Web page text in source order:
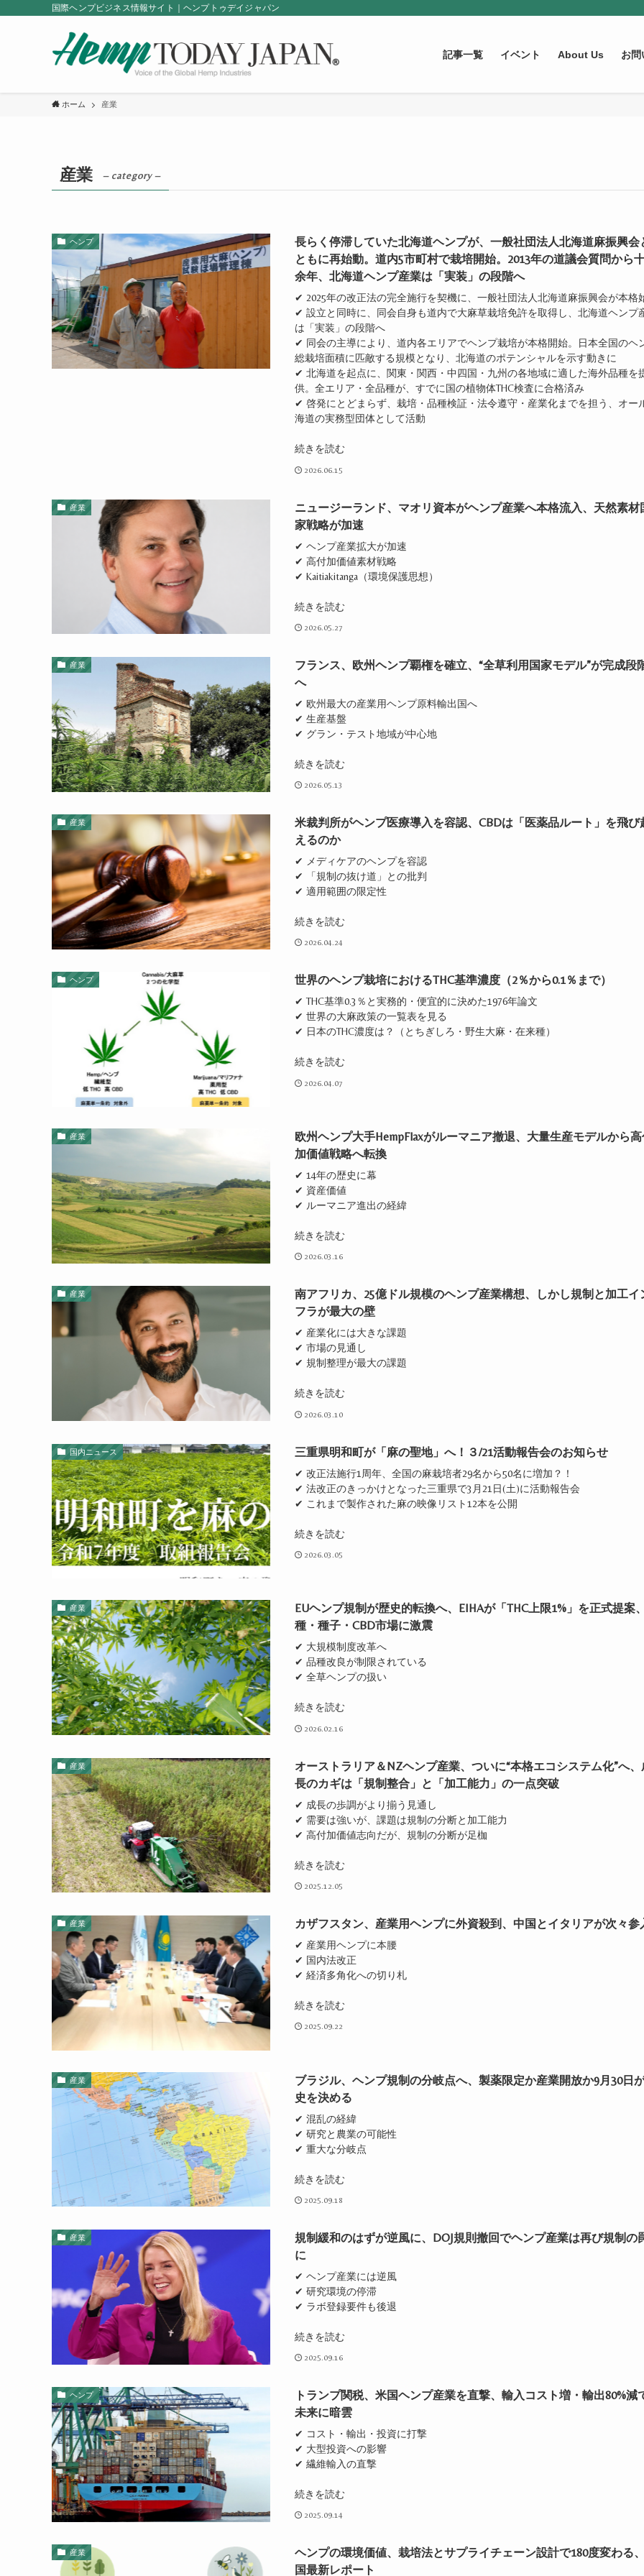
国際ヘンプビジネス情報サイト｜ヘンプトゥデイジャパン
記事一覧 イベント About Us お問
ホーム 産業
産業 – category –
ヘンプ
長らく停滞していた北海道ヘンプが、一般社団法人北海道麻振興会
ともに再始動。道内5市町村で栽培開始。2013年の道議会質問から
余年、北海道ヘンプ産業は「実装」の段階へ
✔ 2025年の改正法の完全施行を契機に、一般社団法人北海道麻振興会が本格
✔ 設立と同時に、同会自身も道内で大麻草栽培免許を取得し、北海道ヘンプ
は「実装」の段階へ
✔ 同会の主導により、道内各エリアでヘンプ栽培が本格開始。日本全国のヘ
総栽培面積に匹敵する規模となり、北海道のポテンシャルを示す動きに
✔ 北海道を起点に、関東・関西・中四国・九州の各地域に適した海外品種を
供。全エリア・全品種が、すでに国の植物体THC検査に合格済み
✔ 啓発にとどまらず、栽培・品種検証・法令遵守・産業化までを担う、オー
海道の実務型団体として活動
続きを読む
2026.06.15
産業
ニュージーランド、マオリ資本がヘンプ産業へ本格流入、天然素材
家戦略が加速
✔ ヘンプ産業拡大が加速
✔ 高付加価値素材戦略
✔ Kaitiakitanga（環境保護思想）
続きを読む
2026.05.27
産業
フランス、欧州ヘンプ覇権を確立、“全草利用国家モデル”が完成段
へ
✔ 欧州最大の産業用ヘンプ原料輸出国へ
✔ 生産基盤
✔ グラン・テスト地域が中心地
続きを読む
2026.05.13
産業
米裁判所がヘンプ医療導入を容認、CBDは「医薬品ルート」を飛び
えるのか
✔ メディケアのヘンプを容認
✔ 「規制の抜け道」との批判
✔ 適用範囲の限定性
続きを読む
2026.04.24
ヘンプ 世界のヘンプ栽培におけるTHC基準濃度（2％から0.1％まで）
✔ THC基準0.3％と実務的・便宜的に決めた1976年論文
✔ 世界の大麻政策の一覧表を見る
✔ 日本のTHC濃度は？（とちぎしろ・野生大麻・在来種）
続きを読む
2026.04.07
産業
欧州ヘンプ大手HempFlaxがルーマニア撤退、大量生産モデルから
加価値戦略へ転換
✔ 14年の歴史に幕
✔ 資産価値
✔ ルーマニア進出の経緯
続きを読む
2026.03.16
産業
南アフリカ、25億ドル規模のヘンプ産業構想、しかし規制と加工イ
フラが最大の壁
✔ 産業化には大きな課題
✔ 市場の見通し
✔ 規制整理が最大の課題
続きを読む
2026.03.10
国内ニュース 三重県明和町が「麻の聖地」へ！３/21活動報告会のお知らせ
✔ 改正法施行1周年、全国の麻栽培者29名から50名に増加？！
✔ 法改正のきっかけとなった三重県で3月21日(土)に活動報告会
✔ これまで製作された麻の映像リスト12本を公開
続きを読む
2026.03.05
産業
EUヘンプ規制が歴史的転換へ、EIHAが「THC上限1%」を正式提案
種・種子・CBD市場に激震
✔ 大規模制度改革へ
✔ 品種改良が制限されている
✔ 全草ヘンプの扱い
続きを読む
2026.02.16
産業
オーストラリア＆NZヘンプ産業、ついに“本格エコシステム化”へ、
長のカギは「規制整合」と「加工能力」の一点突破
✔ 成長の歩調がより揃う見通し
✔ 需要は強いが、課題は規制の分断と加工能力
✔ 高付加価値志向だが、規制の分断が足枷
続きを読む
2025.12.05
産業 カザフスタン、産業用ヘンプに外資殺到、中国とイタリアが次々参
✔ 産業用ヘンプに本腰
✔ 国内法改正
✔ 経済多角化への切り札
続きを読む
2025.09.22
産業
ブラジル、ヘンプ規制の分岐点へ、製薬限定か産業開放か9月30日
史を決める
✔ 混乱の経緯
✔ 研究と農業の可能性
✔ 重大な分岐点
続きを読む
2025.09.18
産業
規制緩和のはずが逆風に、DOJ規則撤回でヘンプ産業は再び規制の
に
✔ ヘンプ産業には逆風
✔ 研究環境の停滞
✔ ラボ登録要件も後退
続きを読む
2025.09.16
ヘンプ
トランプ関税、米国ヘンプ産業を直撃、輸入コスト増・輸出80%減
未来に暗雲
✔ コスト・輸出・投資に打撃
✔ 大型投資への影響
✔ 繊維輸入の直撃
続きを読む
2025.09.14
産業
ヘンプの環境価値、栽培法とサプライチェーン設計で180度変わる
国最新レポート